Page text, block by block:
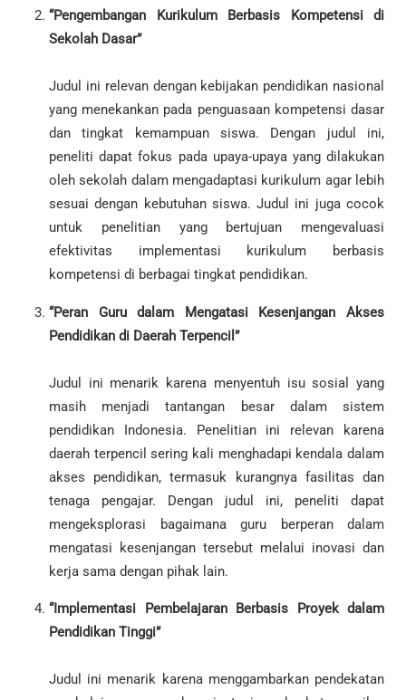
“Pengembangan Kurikulum Berbasis Kompetensi di
Sekolah Dasar”
Judul ini relevan dengan kebijakan pendidikan nasional
yang menekankan pada penguasaan kompetensi dasar
dan tingkat kemampuan siswa. Dengan judul ini,
peneliti dapat fokus pada upaya-upaya yang dilakukan
oleh sekolah dalam mengadaptasi kurikulum agar lebih
sesuai dengan kebutuhan siswa. Judul ini juga cocok
untuk penelitian yang bertujuan mengevaluasi
efektivitas implementasi kurikulum berbasis
kompetensi di berbagai tingkat pendidikan.
“Peran Guru dalam Mengatasi Kesenjangan Akses
Pendidikan di Daerah Terpencil”
Judul ini menarik karena menyentuh isu sosial yang
masih menjadi tantangan besar dalam sistem
pendidikan Indonesia. Penelitian ini relevan karena
daerah terpencil sering kali menghadapi kendala dalam
akses pendidikan, termasuk kurangnya fasilitas dan
tenaga pengajar. Dengan judul ini, peneliti dapat
mengeksplorasi bagaimana guru berperan dalam
mengatasi kesenjangan tersebut melalui inovasi dan
kerja sama dengan pihak lain.
“Implementasi Pembelajaran Berbasis Proyek dalam
Pendidikan Tinggi”
Judul ini menarik karena menggambarkan pendekatan